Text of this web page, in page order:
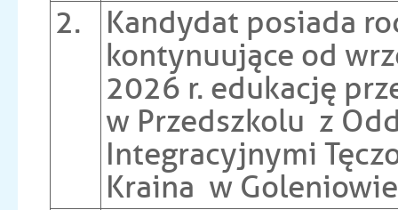
2.
Kandydat posiada
kontynuujące od
2026 r. edukację
w Przedszkolu z
Integracyjnymi
Kraina w